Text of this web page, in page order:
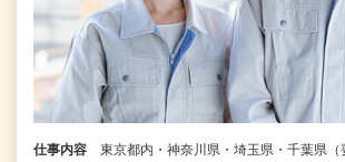
仕事内容
東京都内・神奈川県・埼玉県・千葉県